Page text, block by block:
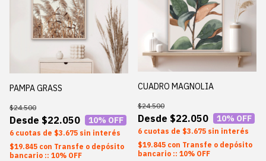
PAMPA GRASS
$22.050
$24.500
10% OFF
6 $3.675 sin interés
$19.845 con Transfe o depósito
bancario :: 10% OFF
CUADRO MAGNOLIA
$22.050
$24.500
10% OFF
6 $3.675 sin interés
$19.845 con Transfe o depósito
bancario :: 10% OFF